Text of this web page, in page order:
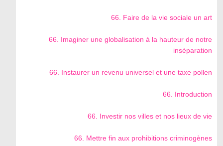
66. Faire de la vie sociale un art
66. Imaginer une globalisation à la hauteur de notre
inséparation
66. Instaurer un revenu universel et une taxe pollen
66. Introduction
66. Investir nos villes et nos lieux de vie
66. Mettre fin aux prohibitions criminogènes